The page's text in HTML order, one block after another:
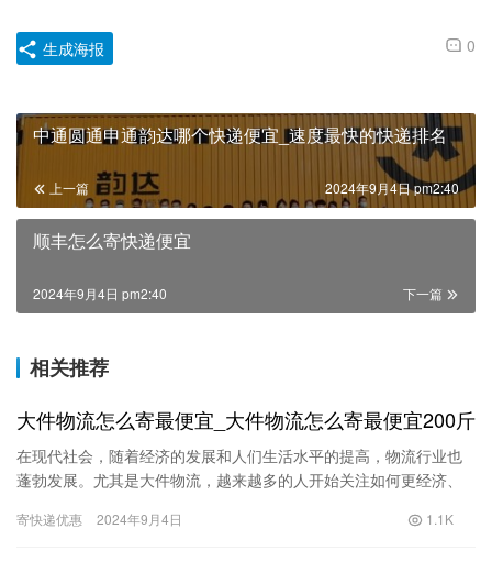
0
生成海报
中通圆通申通韵达哪个快递便宜_速度最快的快递排名
上一篇 2024年9月4日 pm2:40
顺丰怎么寄快递便宜
下一篇
2024年9月4日 pm2:40
相关推荐
大件物流怎么寄最便宜_大件物流怎么寄最便宜200斤
在现代社会，随着经济的发展和人们生活水平的提高，物流行业也
蓬勃发展。尤其是大件物流，越来越多的人开始关注如何更经济、
往…
寄快递优惠 2024年9月4日 1.1K